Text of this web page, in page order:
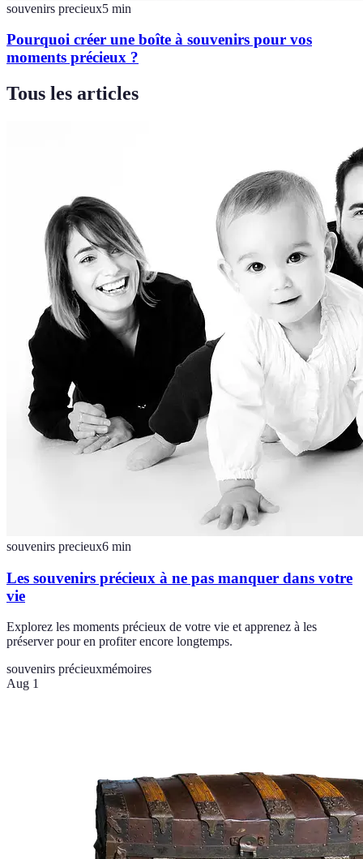
souvenirs precieux5 min
Pourquoi créer une boîte à souvenirs pour vos
moments précieux ?
Tous les articles
souvenirs precieux6 min
Les souvenirs précieux à ne pas manquer dans votre
vie
Explorez les moments précieux de votre vie et apprenez à les
préserver pour en profiter encore longtemps.
souvenirs précieuxmémoires
Aug 1